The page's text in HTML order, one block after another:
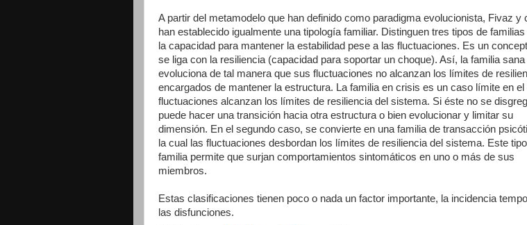
A partir del metamodelo que han definido como paradigma evolucionista, Fivaz y
han establecido igualmente una tipología familiar. Distinguen tres tipos de
la capacidad para mantener la estabilidad pese a las fluctuaciones. Es un
se liga con la resiliencia (capacidad para soportar un choque). Así, la familia sana
evoluciona de tal manera que sus fluctuaciones no alcanzan los límites de
encargados de mantener la estructura. La familia en crisis es un caso límite en el
fluctuaciones alcanzan los límites de resiliencia del sistema. Si éste no se
puede hacer una transición hacia otra estructura o bien evolucionar y limitar su
dimensión. En el segundo caso, se convierte en una familia de transacción
la cual las fluctuaciones desbordan los límites de resiliencia del sistema. Este
familia permite que surjan comportamientos sintomáticos en uno o más de sus
miembros.
Estas clasificaciones tienen poco o nada un factor importante, la incidencia
las disfunciones.